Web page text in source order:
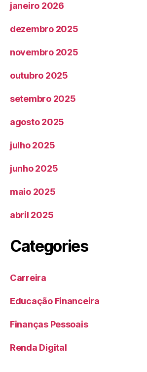
janeiro 2026
dezembro 2025
novembro 2025
outubro 2025
setembro 2025
agosto 2025
julho 2025
junho 2025
maio 2025
abril 2025
Categories
Carreira
Educação Financeira
Finanças Pessoais
Renda Digital